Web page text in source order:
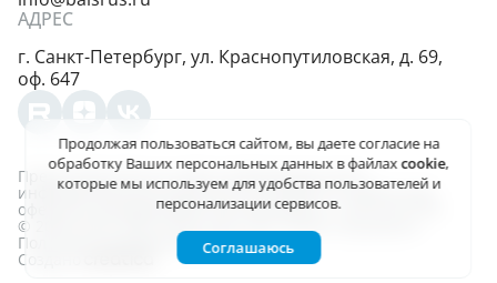
АДРЕС
г. Санкт-Петербург, ул. Краснопутиловская, д. 69,
оф. 647
Представленная на сайте информация несёт
информационный характер и не является публичной
офертой, определяемой положениями ст. 437 (2) ГК РФ.
© 2004-2026, ООО «Балс-Рус». Все права защищены
Политика конфиденциальности
Создано
Продолжая пользоваться сайтом, вы даетесогласие на
обработку Ваших персональных данныхв файлахcookie,
которые мы используем для удобства пользователей и
персонализации сервисов.
Соглашаюсь